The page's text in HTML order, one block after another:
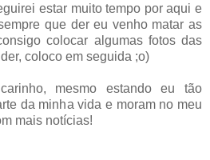
estar muito tempo por aqui e
que der eu venho matar as
colocar algumas fotos das
coloco em seguida ;o)
mesmo estando eu tão
da minha vida e moram no meu
mais notícias!